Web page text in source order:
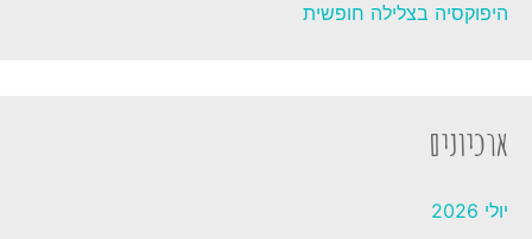
היפוקסיה בצלילה חופשית
ארכיונים
יולי 2026